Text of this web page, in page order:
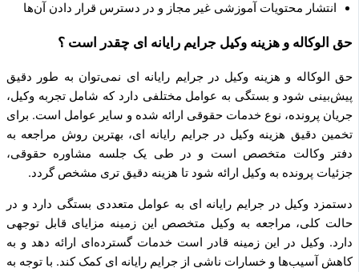
انتشار محتویات آموزشی غیر مجاز و در دسترس قرار دادن آن‌ها
حق الوکاله و هزینه وکیل جرایم رایانه ای چقدر است ؟
حق الوکاله و هزینه وکیل در جرایم رایانه ای نمی‌توان به طور دقیق
پیش‌بینی شود و بستگی به عوامل مختلفی دارد که شامل تجربه وکیل،
جریان پرونده، نوع خدمات حقوقی ارائه شده و سایر عوامل است. برای
تخمین دقیق هزینه وکیل در جرایم رایانه ای، بهترین روش مراجعه به
دفتر وکالت متخصص است و در طی یک جلسه مشاوره حقوقی،
جزئیات پرونده به وکیل ارائه شود تا هزینه دقیق تری مشخص گردد.
دستمزد وکیل در جرایم رایانه ای به عوامل متعددی بستگی دارد و در
حالت کلی، مراجعه به وکیل متخصص این زمینه مزایای قابل توجهی
دارد. وکیل در این زمینه قادر است خدمات گسترده‌ای ارائه دهد و به
کاهش آسیب‌ها و خسارات ناشی از جرایم رایانه ای کمک کند. با توجه به